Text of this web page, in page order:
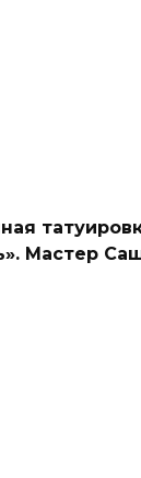
Мастер